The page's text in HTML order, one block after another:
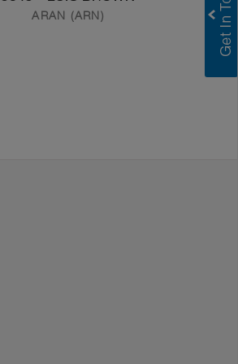
ARAN (ARN)